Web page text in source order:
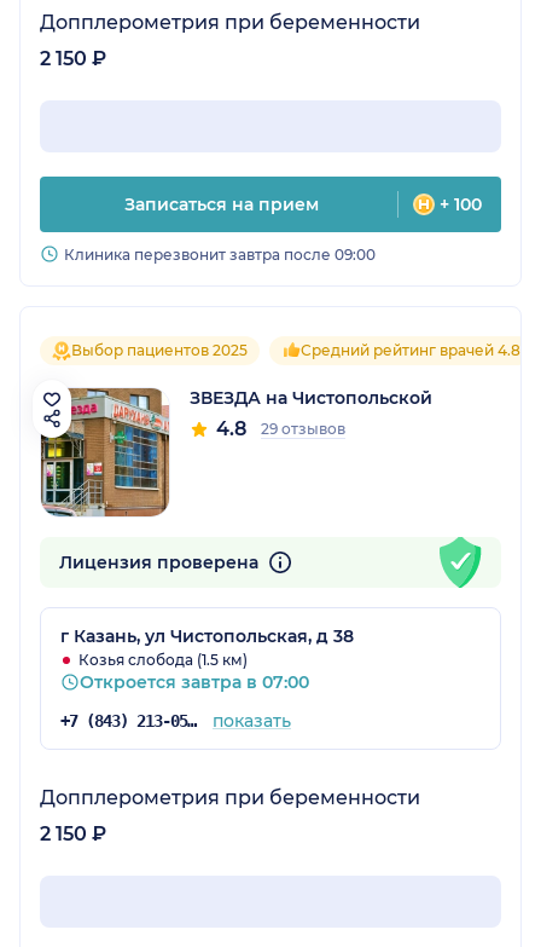
Допплерометрия при беременности
2 150 ₽
Записаться на прием + 100
Клиника перезвонит завтра после 09:00
Выбор пациентов 2025 Средний рейтинг врачей 4.8
ЗВЕЗДА на Чистопольской
4.8 29 отзывов
Лицензия проверена
г Казань, ул Чистопольская, д 38
Козья слобода (1.5 км)
Откроется завтра в 07:00
+7 (843) 213-05-65 показать
Допплерометрия при беременности
2 150 ₽